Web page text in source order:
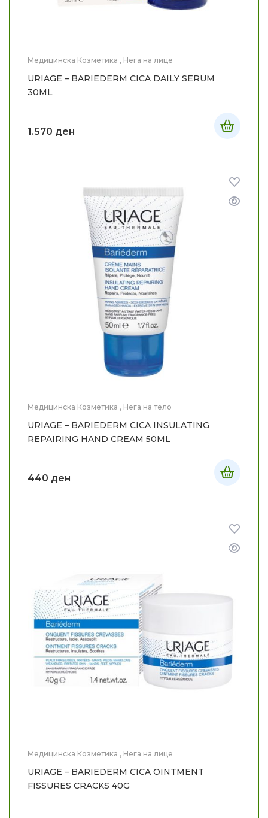
Медицинска Козметика , Нега на лице
URIAGE – BARIEDERM CICA DAILY SERUM
30ML
1.570 ден
Медицинска Козметика , Нега на тело
URIAGE – BARIEDERM CICA INSULATING
REPAIRING HAND CREAM 50ML
440 ден
Медицинска Козметика , Нега на лице
URIAGE – BARIEDERM CICA OINTMENT
FISSURES CRACKS 40G